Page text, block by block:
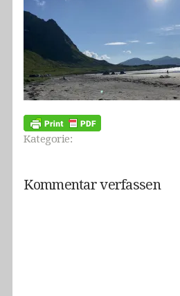
Kategorie:
Kommentar verfassen